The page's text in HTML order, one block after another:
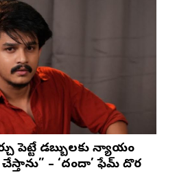
పెట్టే డబ్బులకు న్యాయం
– ‘దందా’ ఫేమ్ దొర